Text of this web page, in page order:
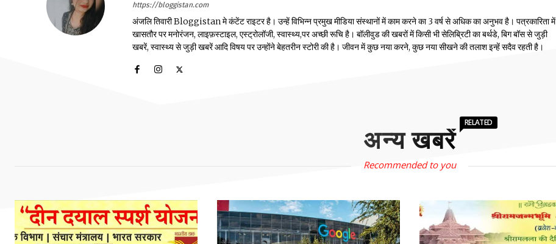
https://bloggistan.com
अंजलि तिवारी Bloggistan मे कंटेंट राइटर है। उन्हें विभिन्न प्रमुख मीडिया संस्थानों में काम करने का 3 वर्ष से अधिक का अनुभव है। पत्रकारिता में
खासतौर पर मनोरंजन, लाइफ़स्टाइल, एस्ट्रोलॉजी, स्वास्थ्य,पर अच्छी रूचि है। बॉलीवुड की खबरों में किसी भी सेलिब्रिटी का बर्थडे, बिग बॉस से जुड़ी
खबरें, स्वास्थ्य से जुड़ी खबरें आदि विषय पर उन्होंने बेहतरीन स्टोरी की है। जीवन में कुछ नया करने, कुछ नया सीखने की तलाश इन्हें सदैव रहती है।
अन्य खबरें
RELATED
Recommended to you